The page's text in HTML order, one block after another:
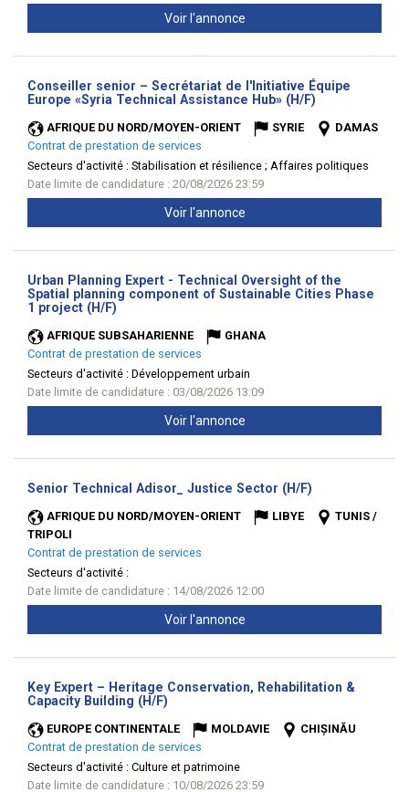
Voir l'annonce
Conseiller senior – Secrétariat de l'Initiative Équipe
Europe «Syria Technical Assistance Hub» (H/F)
AFRIQUE DU NORD/MOYEN-ORIENT SYRIE
DAMAS
Contrat de prestation de services
Secteurs d'activité : Stabilisation et résilience ; Affaires politiques
Date limite de candidature : 20/08/2026 23:59
Voir l'annonce
Urban Planning Expert - Technical Oversight of the
Spatial planning component of Sustainable Cities Phase
1 project (H/F)
AFRIQUE SUBSAHARIENNE
GHANA
Contrat de prestation de services
Secteurs d'activité : Développement urbain
Date limite de candidature : 03/08/2026 13:09
Voir l'annonce
Senior Technical Adisor_ Justice Sector (H/F)
AFRIQUE DU NORD/MOYEN-ORIENT LIBYE
TUNIS /
TRIPOLI
Contrat de prestation de services
Secteurs d'activité :
Date limite de candidature : 14/08/2026 12:00
Voir l'annonce
Key Expert – Heritage Conservation, Rehabilitation &
Capacity Building (H/F)
EUROPE CONTINENTALE MOLDAVIE
CHIȘINĂU
Contrat de prestation de services
Secteurs d'activité : Culture et patrimoine
Date limite de candidature : 10/08/2026 23:59